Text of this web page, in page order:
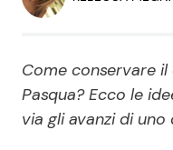
Economia
Persone Scomparse
Politica
Come conservare
Pasqua? Ecco le
via gli avanzi di